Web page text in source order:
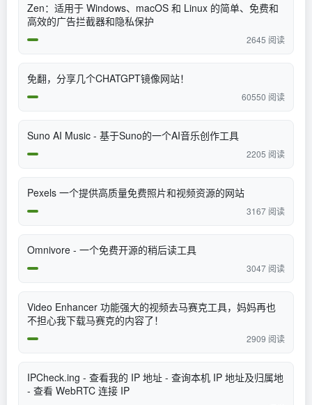
Zen：适用于 Windows、macOS 和 Linux 的简单、免费和
高效的广告拦截器和隐私保护
2645 阅读
免翻，分享几个CHATGPT镜像网站！
60550 阅读
Suno AI Music - 基于Suno的一个AI音乐创作工具
2205 阅读
​Pexels 一个提供高质量免费照片和视频资源的网站
3167 阅读
Omnivore - 一个免费开源的稍后读工具
3047 阅读
Video Enhancer 功能强大的视频去马赛克工具，妈妈再也
不担心我下载马赛克的内容了！
2909 阅读
IPCheck.ing - 查看我的 IP 地址 - 查询本机 IP 地址及归属地
- 查看 WebRTC 连接 IP